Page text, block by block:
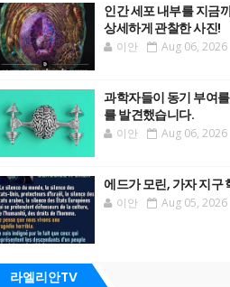
인간 세포 내부를 지금
상세하게 관찰한 사진!
이안 Aug 06, 2026
과학자들이 동기 부여
를 발견했습니다.
이안 Aug 06, 2026
에드가 모린, 가자 지구
이안 Aug 05, 2026
라엘리안TV